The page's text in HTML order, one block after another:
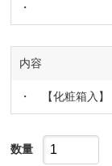
・
内容
・ 【化粧箱入
数量